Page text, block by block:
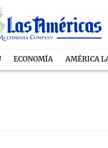
ECONOMÍA AMÉRICA